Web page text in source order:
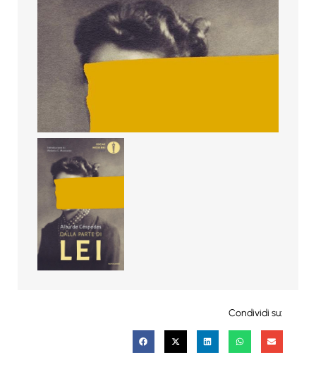
Condividi su: